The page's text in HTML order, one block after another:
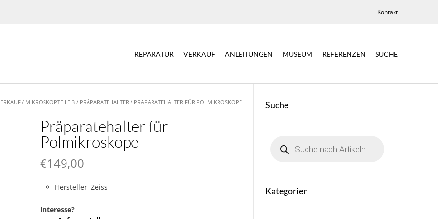
Kontakt
REPARATUR VERKAUF ANLEITUNGEN MUSEUM REFERENZEN SUCHE
/ MIKROSKOPTEILE 3 / PRÄPARATEHALTER / PRÄPARATEHALTER FÜR POLMIKROSKOPE
Präparatehalter für
Polmikroskope
€149,00
Hersteller: Zeiss
Interesse?
Suche
search
Kategorien